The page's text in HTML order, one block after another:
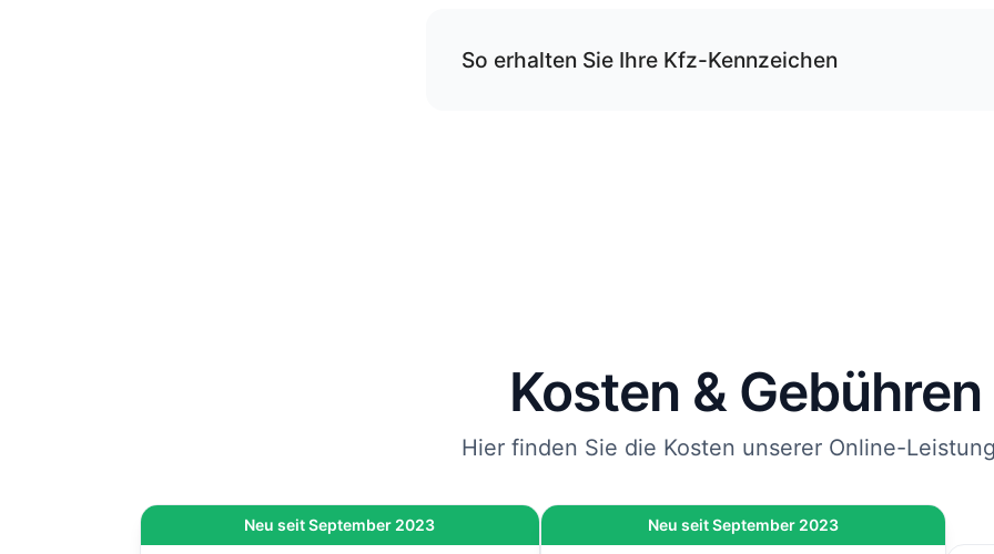
So erhalten Sie Ihre Kfz-Kennzeichen
Kosten & Gebühren
Hier finden Sie die Kosten unserer Online-
Neu seit September 2023 Neu seit September 2023